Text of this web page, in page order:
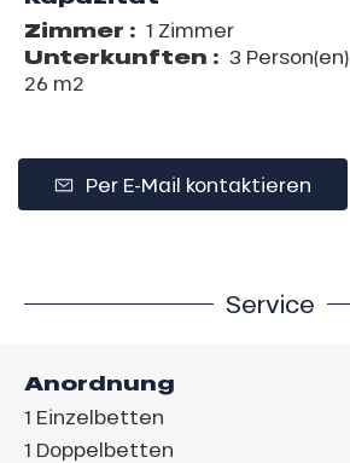
Zimmer : 1 Zimmer
Unterkunften : 3 Person(en)
26 m2
Per E-Mail kontaktieren
Service
Anordnung
1 Einzelbetten
1 Doppelbetten